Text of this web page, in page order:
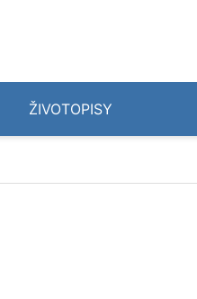
ŽIVOTOPISY